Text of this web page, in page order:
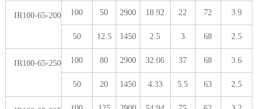
IR100-65-200 100 50 2900 18.92 22 72 3.9
50 12.5 1450 2.5 3 68 2.5
IR100-65-250 100 80 2900 32.06 37 68 3.6
50 20 1450 4.33 5.5 63 2.5